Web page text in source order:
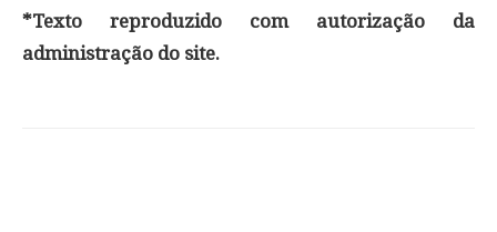
*Texto reproduzido com autorização da
administração do site.